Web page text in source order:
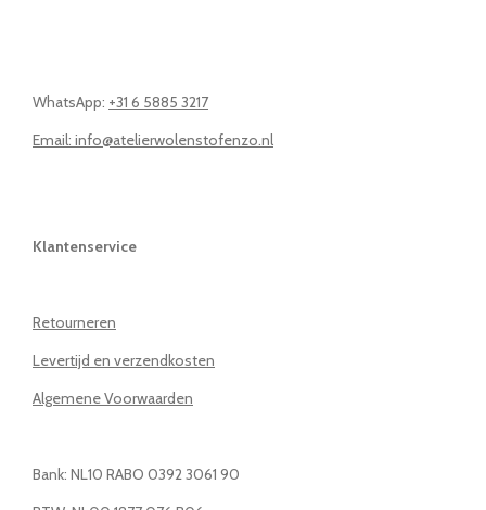
WhatsApp: +31 6 5885 3217
Email: info@atelierwolenstofenzo.nl
Klantenservice
Retourneren
Levertijd en verzendkosten
Algemene Voorwaarden
Bank: NL10 RABO 0392 3061 90